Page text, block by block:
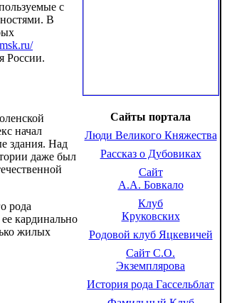
с
В
России.
начал
здания. Над
даже был
рода
кардинально
жилых
Сайты портала
Люди Великого Княжества
Рассказ о Дубовиках
Сайт
А.А. Бовкало
Клуб
Круковских
Родовой клуб Яцкевичей
Сайт С.О.
Экземплярова
История рода Гассельблат